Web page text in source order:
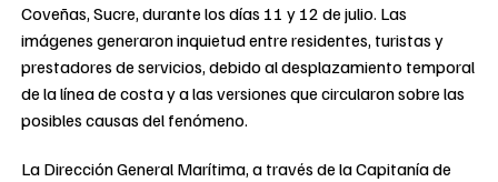
Coveñas, Sucre, durante los días 11 y 12 de julio. Las
imágenes generaron inquietud entre residentes, turistas y
prestadores de servicios, debido al desplazamiento temporal
de la línea de costa y a las versiones que circularon sobre las
posibles causas del fenómeno.
La Dirección General Marítima, a través de la Capitanía de